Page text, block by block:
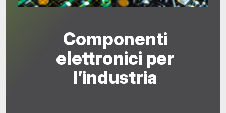
Componenti
elettronici per
l’industria